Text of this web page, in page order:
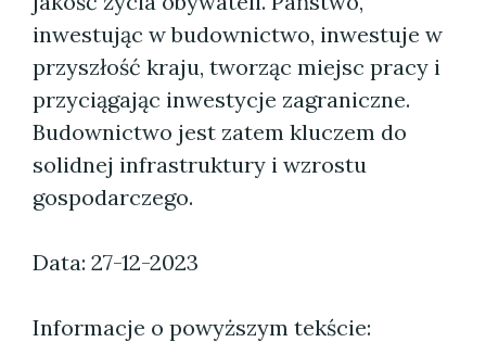
inwestując w budownictwo, inwestuje w
przyszłość kraju, tworząc miejsc pracy i
przyciągając inwestycje zagraniczne.
Budownictwo jest zatem kluczem do
solidnej infrastruktury i wzrostu
gospodarczego.
Data: 27-12-2023
Informacje o powyższym tekście: